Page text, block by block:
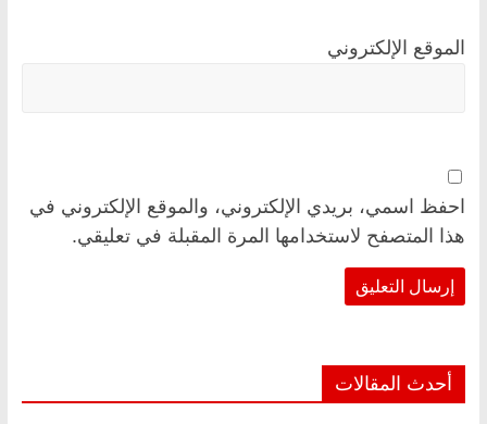
الموقع الإلكتروني
احفظ اسمي، بريدي الإلكتروني، والموقع الإلكتروني في
هذا المتصفح لاستخدامها المرة المقبلة في تعليقي.
أحدث المقالات